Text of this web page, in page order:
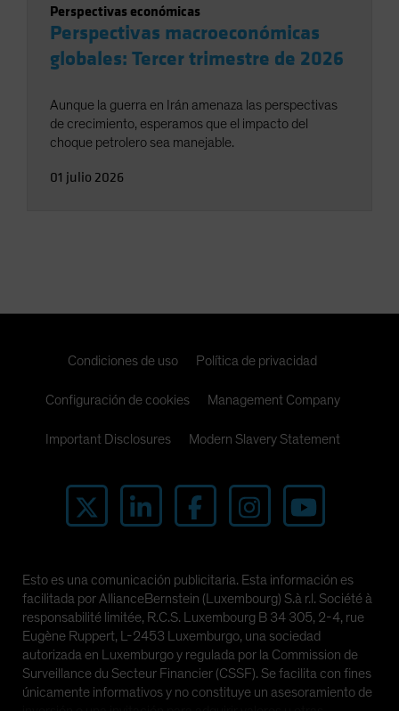
Perspectivas económicas
Perspectivas macroeconómicas
globales: Tercer trimestre de 2026
Aunque la guerra en Irán amenaza las perspectivas
de crecimiento, esperamos que el impacto del
choque petrolero sea manejable.
01 julio 2026
Condiciones de uso Política de privacidad
Configuración de cookies Management Company
Important Disclosures Modern Slavery Statement
Esto es una comunicación publicitaria. Esta información es
facilitada por AllianceBernstein (Luxembourg) S.à r.l. Société à
responsabilité limitée, R.C.S. Luxembourg B 34 305, 2-4, rue
Eugène Ruppert, L-2453 Luxemburgo, una sociedad
autorizada en Luxemburgo y regulada por la Commission de
Surveillance du Secteur Financier (CSSF). Se facilita con fines
únicamente informativos y no constituye un asesoramiento de